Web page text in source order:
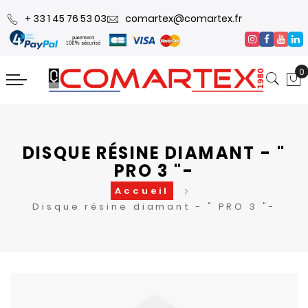
+ 33 1 45 76 53 03 comartex@comartex.fr
0
DISQUE RÉSINE DIAMANT - "
PRO 3 "-
Accueil
Disque résine diamant - " PRO 3 "-